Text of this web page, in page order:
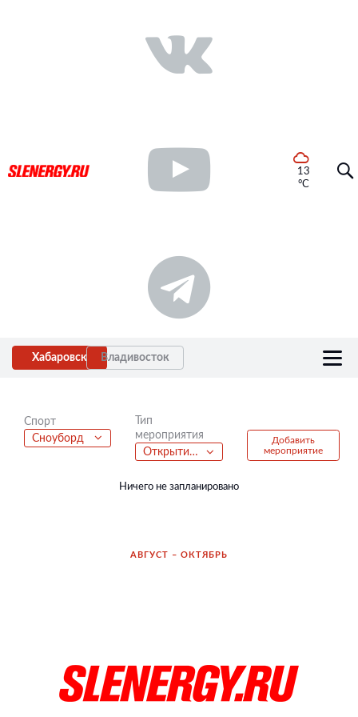
13
°C
Хабаровск Владивосток
Спорт
Сноуборд
Тип
мероприятия
Открытие велосезона
Добавить
мероприятие
Ничего не запланировано
АВГУСТ – ОКТЯБРЬ